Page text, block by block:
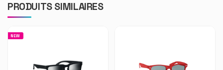
PRODUITS SIMILAIRES
NEW